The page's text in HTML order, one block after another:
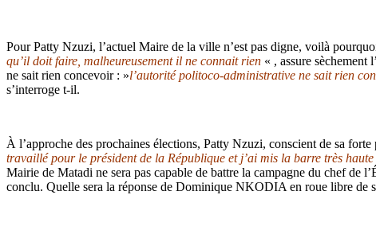
Pour Patty Nzuzi, l’actuel Maire de la ville n’est pas digne, voilà
qu’il doit faire, malheureusement il ne connait rien « , assure
ne sait rien concevoir : »l’autorité politoco-administrative ne sait rien
s’interroge t-il.
À l’approche des prochaines élections, Patty Nzuzi, conscient de sa
travaillé pour le président de la République et j’ai mis la barre très
Mairie de Matadi ne sera pas capable de battre la campagne du chef de
conclu. Quelle sera la réponse de Dominique NKODIA en roue libre de